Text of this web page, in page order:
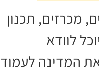
מכרזים, תכנון
לוודא
המדינה לעמוד